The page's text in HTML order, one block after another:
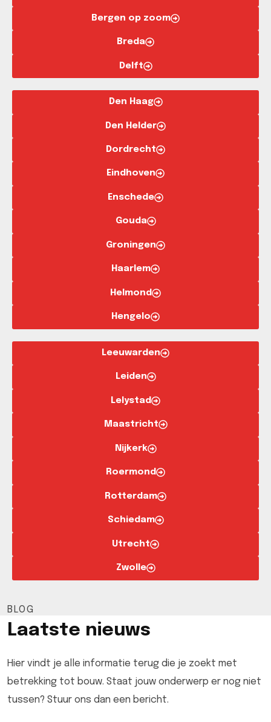
Bergen op zoom
Breda
Delft
Den Haag
Den Helder
Dordrecht
Eindhoven
Enschede
Gouda
Groningen
Haarlem
Helmond
Hengelo
Leeuwarden
Leiden
Lelystad
Maastricht
Nijkerk
Roermond
Rotterdam
Schiedam
Utrecht
Zwolle
BLOG
Laatste nieuws
Hier vindt je alle informatie terug die je zoekt met
betrekking tot bouw. Staat jouw onderwerp er nog niet
tussen? Stuur ons dan een bericht.